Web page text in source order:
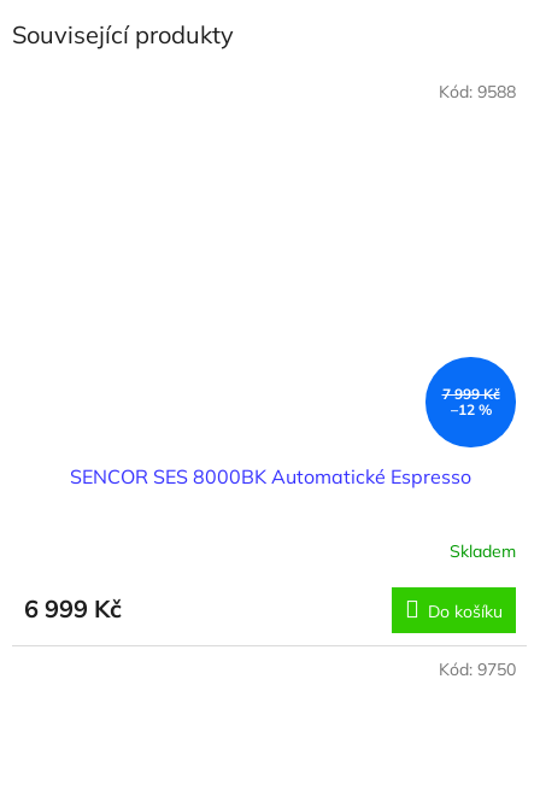
Související produkty
7 999 Kč
–12 %
SENCOR SES 8000BK Automatické Espresso
Skladem
6 999 Kč Do košíku
Kód: 9588
Kód: 9750